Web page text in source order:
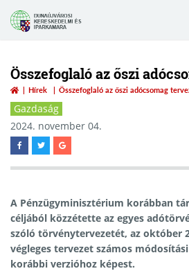
Összefoglaló az őszi
Hírek Összefoglaló az őszi adócsomag
Gazdaság
2024. november 04.
A Pénzügyminisztérium korábban
céljából közzétette az egyes
szóló törvénytervezetét, az október
végleges tervezet számos
korábbi verzióhoz képest.